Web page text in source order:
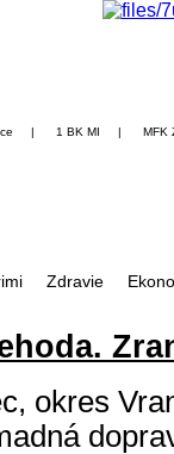
| 1 BK MI | MFK
Zdravie
okres